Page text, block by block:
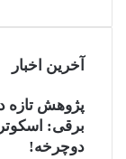
آخرین اخبار
پژوهش تازه
برقی:
دوچرخه!